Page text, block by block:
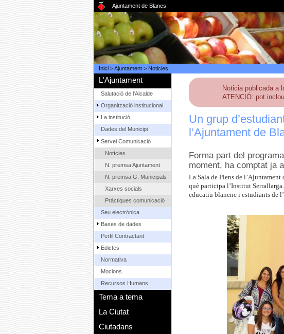
Ajuntament de Blanes
Inici>Ajuntament> Noticies
L'Ajuntament
Salutació de l'Alcalde
Organització institucional
La institució
Dades del Municipi
Servei Comunicació
Notícies
N. premsa Ajuntament
N. premsa G. Municipals
Xarxes socials
Pràctiques comunicació
Seu electrònica
Bases de dades
Perfil Contractant
Edictes
Normativa
Mocions
Recursos Humans
Tema a tema
La Ciutat
Ciutadans
Noticia publicada a
ATENCIÓ: pot
Un grup
l’Ajuntament de
Forma part del
moment, ha comptat ja
La Sala de Plens de l’Ajuntament
què participa l’Institut
educatiu blanenc i estudiants de